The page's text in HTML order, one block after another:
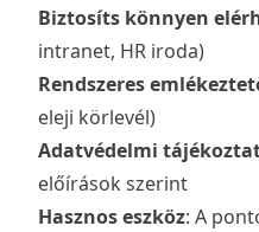
Biztosíts könnyen
intranet, HR iroda)
Rendszeres
eleji körlevél)
Adatvédelmi
előírások szerint
Hasznos eszköz: A